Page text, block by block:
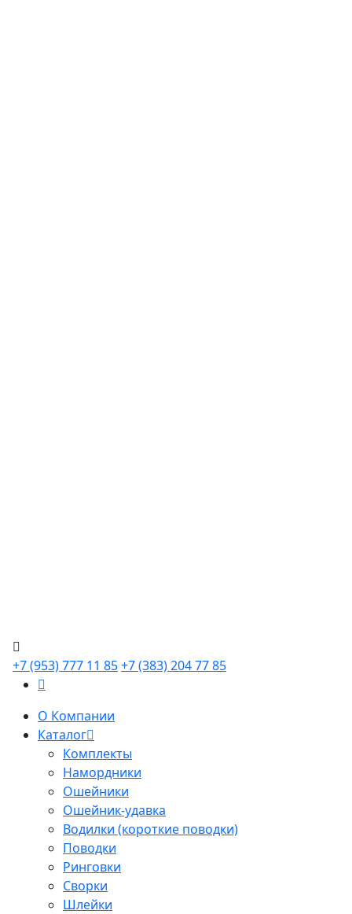
+7 (953) 777 11 85+7 (383) 204 77 85
О Компании
Каталог
Комплекты
Намордники
Ошейники
Ошейник-удавка
Водилки (короткие поводки)
Поводки
Ринговки
Сворки
Шлейки